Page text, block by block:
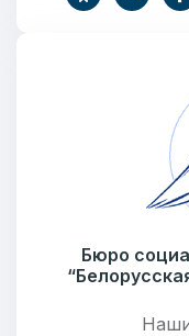
Добро
Бюро
Бюро